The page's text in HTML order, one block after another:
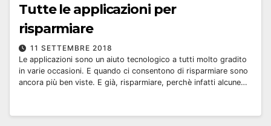
Tutte le applicazioni per
risparmiare
11 SETTEMBRE 2018
Le applicazioni sono un aiuto tecnologico a tutti molto gradito
in varie occasioni. E quando ci consentono di risparmiare sono
ancora più ben viste. E già, risparmiare, perchè infatti alcune…